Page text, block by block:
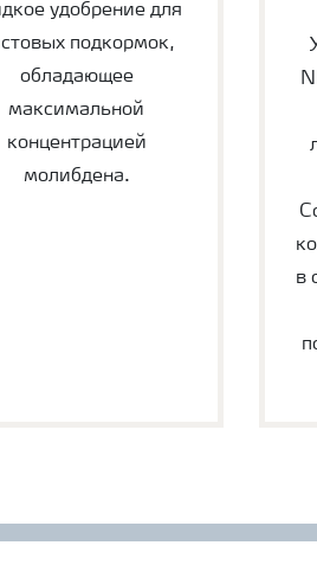
удобрение для
подкормок,
обладающее
максимальной
концентрацией
молибдена.
в